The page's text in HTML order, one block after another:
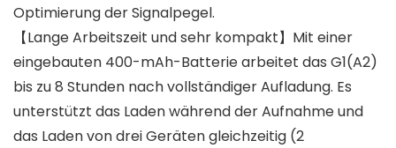
Optimierung der Signalpegel.
【Lange Arbeitszeit und sehr kompakt】Mit einer
eingebauten 400-mAh-Batterie arbeitet das G1(A2)
bis zu 8 Stunden nach vollständiger Aufladung. Es
unterstützt das Laden während der Aufnahme und
das Laden von drei Geräten gleichzeitig (2